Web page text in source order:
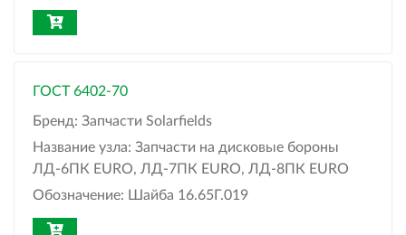
ГОСТ 6402-70
Бренд: Запчасти Solarfields
Название узла: Запчасти на дисковые бороны
ЛД-6ПК EURO, ЛД-7ПК EURO, ЛД-8ПК EURO
Обозначение: Шайба 16.65Г.019